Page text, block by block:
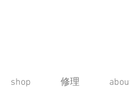
shop 修理